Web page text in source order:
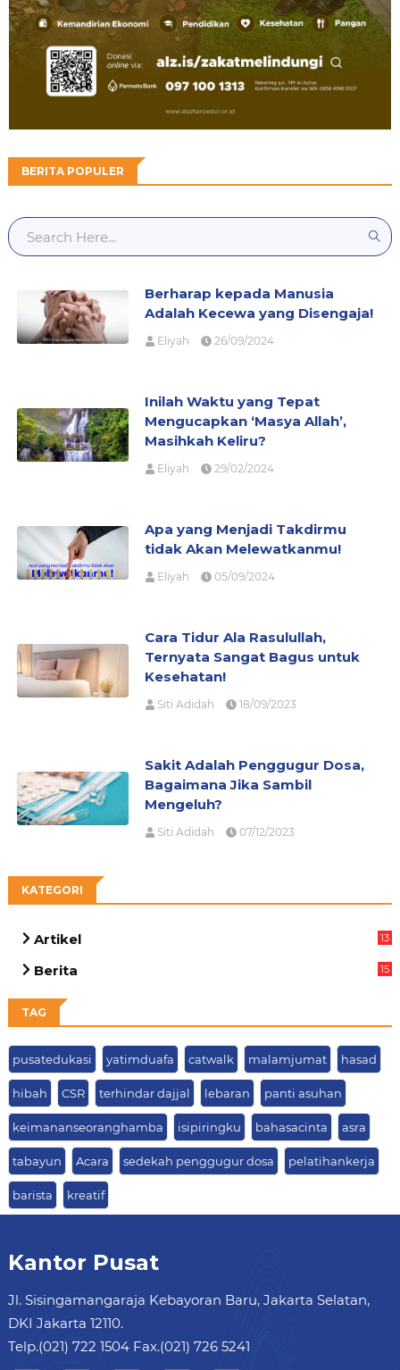
BERITA POPULER
Berharap kepada Manusia
Adalah Kecewa yang Disengaja!
Eliyah 26/09/2024
Inilah Waktu yang Tepat
Mengucapkan ‘Masya Allah’,
Masihkah Keliru?
Eliyah 29/02/2024
Apa yang Menjadi Takdirmu
tidak Akan Melewatkanmu!
Eliyah 05/09/2024
Cara Tidur Ala Rasulullah,
Ternyata Sangat Bagus untuk
Kesehatan!
Siti Adidah 18/09/2023
Sakit Adalah Penggugur Dosa,
Bagaimana Jika Sambil
Mengeluh?
Siti Adidah 07/12/2023
KATEGORI
Artikel
13
Berita
15
TAG
pusatedukasi yatimduafa catwalk malamjumat hasad
hibah CSR terhindar dajjal lebaran panti asuhan
keimananseoranghamba isipiringku bahasacinta asra
tabayun Acara sedekah penggugur dosa pelatihankerja
barista kreatif
Kantor Pusat
Jl. Sisingamangaraja Kebayoran Baru, Jakarta Selatan,
DKI Jakarta 12110.
Telp.(021) 722 1504 Fax.(021) 726 5241